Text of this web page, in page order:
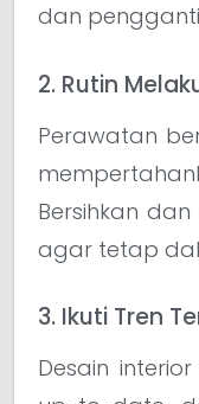
dan
2. Rutin
Perawatan
Bersihkan
agar tetap
3. Ikuti Tren
Desain